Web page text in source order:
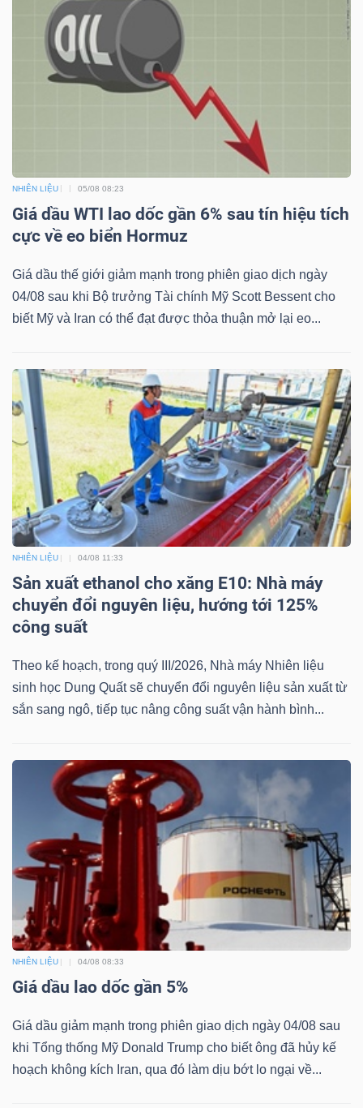
NHIÊN LIỆU 05/08 08:23
Giá dầu WTI lao dốc gần 6% sau tín hiệu tích
cực về eo biển Hormuz
Giá dầu thế giới giảm mạnh trong phiên giao dịch ngày
04/08 sau khi Bộ trưởng Tài chính Mỹ Scott Bessent cho
biết Mỹ và Iran có thể đạt được thỏa thuận mở lại eo...
NHIÊN LIỆU 04/08 11:33
Sản xuất ethanol cho xăng E10: Nhà máy
chuyển đổi nguyên liệu, hướng tới 125%
công suất
Theo kế hoạch, trong quý III/2026, Nhà máy Nhiên liệu
sinh học Dung Quất sẽ chuyển đổi nguyên liệu sản xuất từ
sắn sang ngô, tiếp tục nâng công suất vận hành bình...
NHIÊN LIỆU 04/08 08:33
Giá dầu lao dốc gần 5%
Giá dầu giảm mạnh trong phiên giao dịch ngày 04/08 sau
khi Tổng thống Mỹ Donald Trump cho biết ông đã hủy kế
hoạch không kích Iran, qua đó làm dịu bớt lo ngại về...
ngữ
Đào
tạo
chính
Công
cụ
đầu
tư
thông
tài
chính
liệu
tài
chính